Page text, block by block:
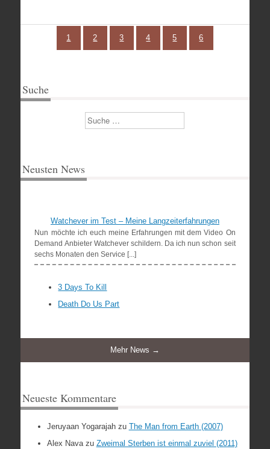
1 2 3 4 5 6
Suche
Suchen
Neusten News
Watchever im Test – Meine Langzeiterfahrungen
Nun möchte ich euch meine Erfahrungen mit dem Video On
Demand Anbieter Watchever schildern. Da ich nun schon seit
sechs Monaten den Service [...]
3 Days To Kill
Death Do Us Part
Mehr News →
Neueste Kommentare
Jeruyaan Yogarajahzu The Man from Earth (2007)
Alex Navazu Zweimal Sterben ist einmal zuviel (2011)